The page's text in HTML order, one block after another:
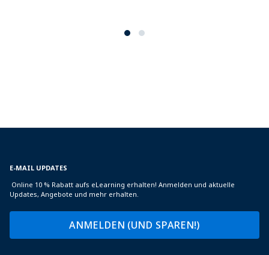
E-MAIL UPDATES
Online 10 % Rabatt aufs eLearning erhalten! Anmelden und aktuelle
Updates, Angebote und mehr erhalten.
ANMELDEN (UND SPAREN!)